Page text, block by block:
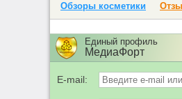
Обзоры косметики
Единый профиль
МедиаФорт
E-mail: